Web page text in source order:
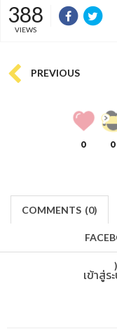
388
VIEWS
PREVIOUS
0 0
COMMENTS (0)
)
เข้าสู่